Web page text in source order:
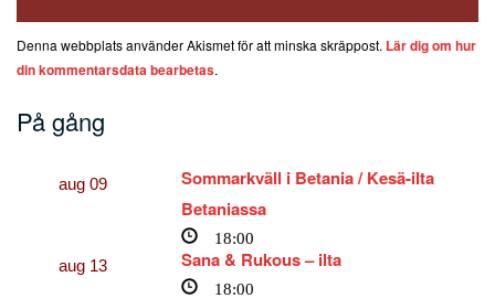
Denna webbplats använder Akismet för att minska skräppost. Lär dig om hur
din kommentarsdata bearbetas.
På gång
aug 09
Sommarkväll i Betania / Kesä-ilta
Betaniassa
18:00
aug 13 Sana & Rukous – ilta
18:00